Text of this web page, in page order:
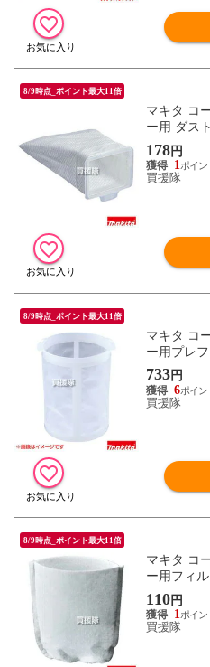
8/9時点_ポイント最大11倍
マキタ コ
ー用 ダス
機 ダスト
規品 日本
ション】
178円
1
買援隊
8/9時点_ポイント最大11倍
マキタ コ
ー用プレ
機 プレフ
本仕様 新
【おしゃれ
733円
6
買援隊
8/9時点_ポイント最大11倍
マキタ コ
ー用フィ
ィルター
品 makita
れ おすすめ
110円
1
買援隊